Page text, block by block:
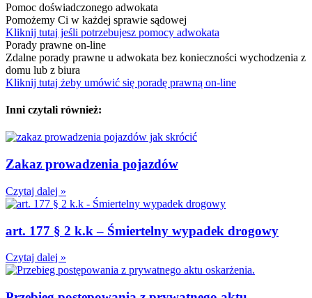
Pomoc doświadczonego adwokata
Pomożemy Ci w każdej sprawie sądowej
Kliknij tutaj jeśli potrzebujesz pomocy adwokata
Porady prawne on-line
Zdalne porady prawne u adwokata bez konieczności wychodzenia z
domu lub z biura
Kliknij tutaj żeby umówić się poradę prawną on-line
Inni czytali również:
Zakaz prowadzenia pojazdów
Czytaj dalej »
art. 177 § 2 k.k – Śmiertelny wypadek drogowy
Czytaj dalej »